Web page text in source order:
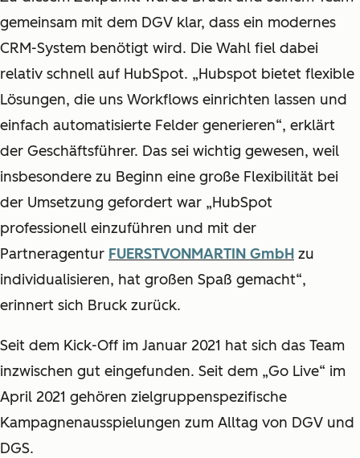
gemeinsam mit dem DGV klar, dass ein modernes
CRM-System benötigt wird. Die Wahl fiel dabei
relativ schnell auf HubSpot. „Hubspot bietet flexible
Lösungen, die uns Workflows einrichten lassen und
einfach automatisierte Felder generieren“, erklärt
der Geschäftsführer. Das sei wichtig gewesen, weil
insbesondere zu Beginn eine große Flexibilität bei
der Umsetzung gefordert war „HubSpot
professionell einzuführen und mit der
Partneragentur FUERSTVONMARTIN GmbH zu
individualisieren, hat großen Spaß gemacht“,
erinnert sich Bruck zurück.
Seit dem Kick-Off im Januar 2021 hat sich das Team
inzwischen gut eingefunden. Seit dem „Go Live“ im
April 2021 gehören zielgruppenspezifische
Kampagnenausspielungen zum Alltag von DGV und
DGS.